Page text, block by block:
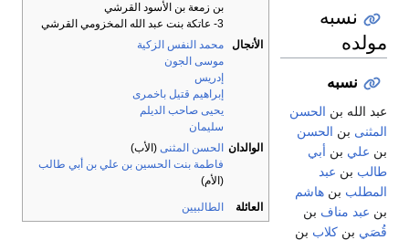
بن زمعة بن الأسود القرشي
3- عاتكة بنت عبد الله المخزومي القرشي
الأنجال
محمد النفس الزكية
موسى الجون
إدريس
إبراهيم قتيل باخمرى
يحيى صاحب الديلم
سليمان
الوالدان
الحسن المثنى (الأب)
فاطمة بنت الحسين بن علي بن أبي طالب
(الأم)
العائلة الطالبيين
نسبه
مولده
نسبه
عبد الله بن الحسن
المثنى بن الحسن
بن علي بن أبي
طالب بن عبد
المطلب بن هاشم
بن عبد مناف بن
قُصَي بن كلاب بن